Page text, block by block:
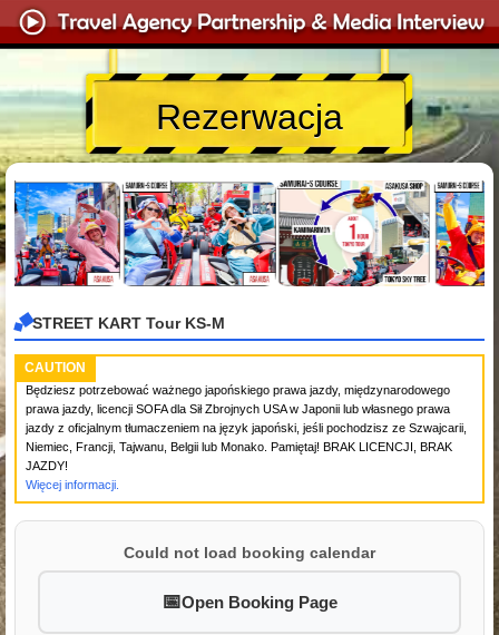
Rezerwacja
STREET KART Tour KS-M
CAUTION
Będziesz potrzebować ważnego japońskiego prawa jazdy, międzynarodowego
prawa jazdy, licencji SOFA dla Sił Zbrojnych USA w Japonii lub własnego prawa
jazdy z oficjalnym tłumaczeniem na język japoński, jeśli pochodzisz ze Szwajcarii,
Niemiec, Francji, Tajwanu, Belgii lub Monako. Pamiętaj! BRAK LICENCJI, BRAK
JAZDY!
Więcej informacji.
Could not load booking calendar
Open Booking Page